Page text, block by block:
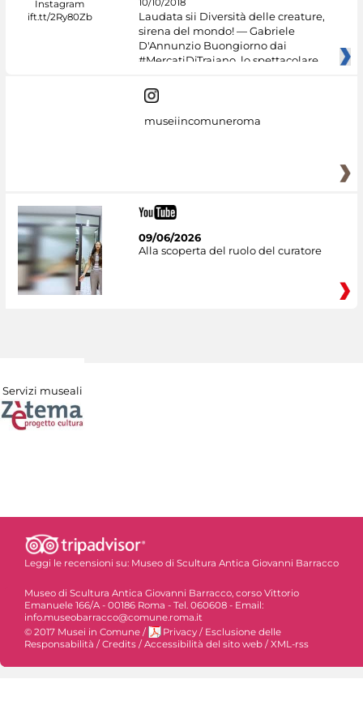
Laudata sii Diversità delle creature,
sirena del mondo! — Gabriele
D'Annunzio Buongiorno dai
#MercatiDiTraiano, lo spettacolare
museiincomuneroma
09/06/2026
Alla scoperta del ruolo del curatore
Servizi museali
Leggi le recensioni su: Museo di Scultura Antica Giovanni Barracco
Museo di Scultura Antica Giovanni Barracco, corso Vittorio
Emanuele 166/A - 00186 Roma - Tel. 060608 - Email:
info.museobarracco@comune.roma.it
© 2017 Musei in Comune / Privacy / Esclusione delle
Responsabilità /Credits /Accessibilità del sito web /XML-rss